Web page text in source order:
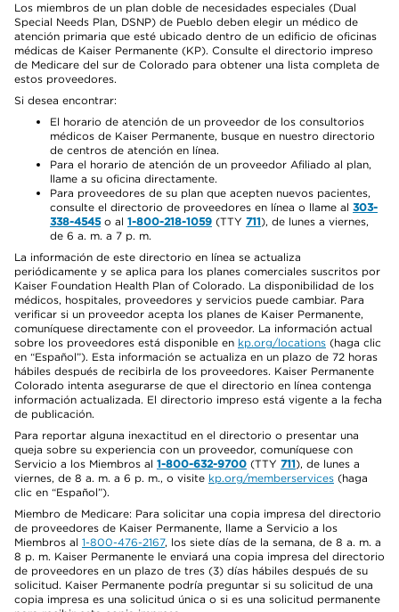
Los miembros de un plan doble de necesidades especiales (Dual
Special Needs Plan, DSNP) de Pueblo deben elegir un médico de
atención primaria que esté ubicado dentro de un edificio de oficinas
médicas de Kaiser Permanente (KP). Consulte el directorio impreso
de Medicare del sur de Colorado para obtener una lista completa de
estos proveedores.
Si desea encontrar:
El horario de atención de un proveedor de los consultorios
médicos de Kaiser Permanente, busque en nuestro directorio
de centros de atención en línea.
Para el horario de atención de un proveedor Afiliado al plan,
llame a su oficina directamente.
Para proveedores de su plan que acepten nuevos pacientes,
consulte el directorio de proveedores en línea o llame al 303-
338-4545o al 1-800-218-1059 (TTY 711), de lunes a viernes,
de 6 a. m. a 7 p. m.
La información de este directorio en línea se actualiza
periódicamente y se aplica para los planes comerciales suscritos por
Kaiser Foundation Health Plan of Colorado. La disponibilidad de los
médicos, hospitales, proveedores y servicios puede cambiar. Para
verificar si un proveedor acepta los planes de Kaiser Permanente,
comuníquese directamente con el proveedor. La información actual
sobre los proveedores está disponible en kp.org/locations (haga clic
en “Español”). Esta información se actualiza en un plazo de 72 horas
hábiles después de recibirla de los proveedores. Kaiser Permanente
Colorado intenta asegurarse de que el directorio en línea contenga
información actualizada. El directorio impreso está vigente a la fecha
de publicación.
Para reportar alguna inexactitud en el directorio o presentar una
queja sobre su experiencia con un proveedor, comuníquese con
Servicio a los Miembros al 1-800-632-9700 (TTY 711), de lunes a
viernes, de 8 a. m. a 6 p. m., o visite kp.org/memberservices (haga
clic en “Español”).
Miembro de Medicare: Para solicitar una copia impresa del directorio
de proveedores de Kaiser Permanente, llame a Servicio a los
Miembros al 1-800-476-2167, los siete días de la semana, de 8 a. m. a
8 p. m. Kaiser Permanente le enviará una copia impresa del directorio
de proveedores en un plazo de tres (3) días hábiles después de su
solicitud. Kaiser Permanente podría preguntar si su solicitud de una
copia impresa es una solicitud única o si es una solicitud permanente